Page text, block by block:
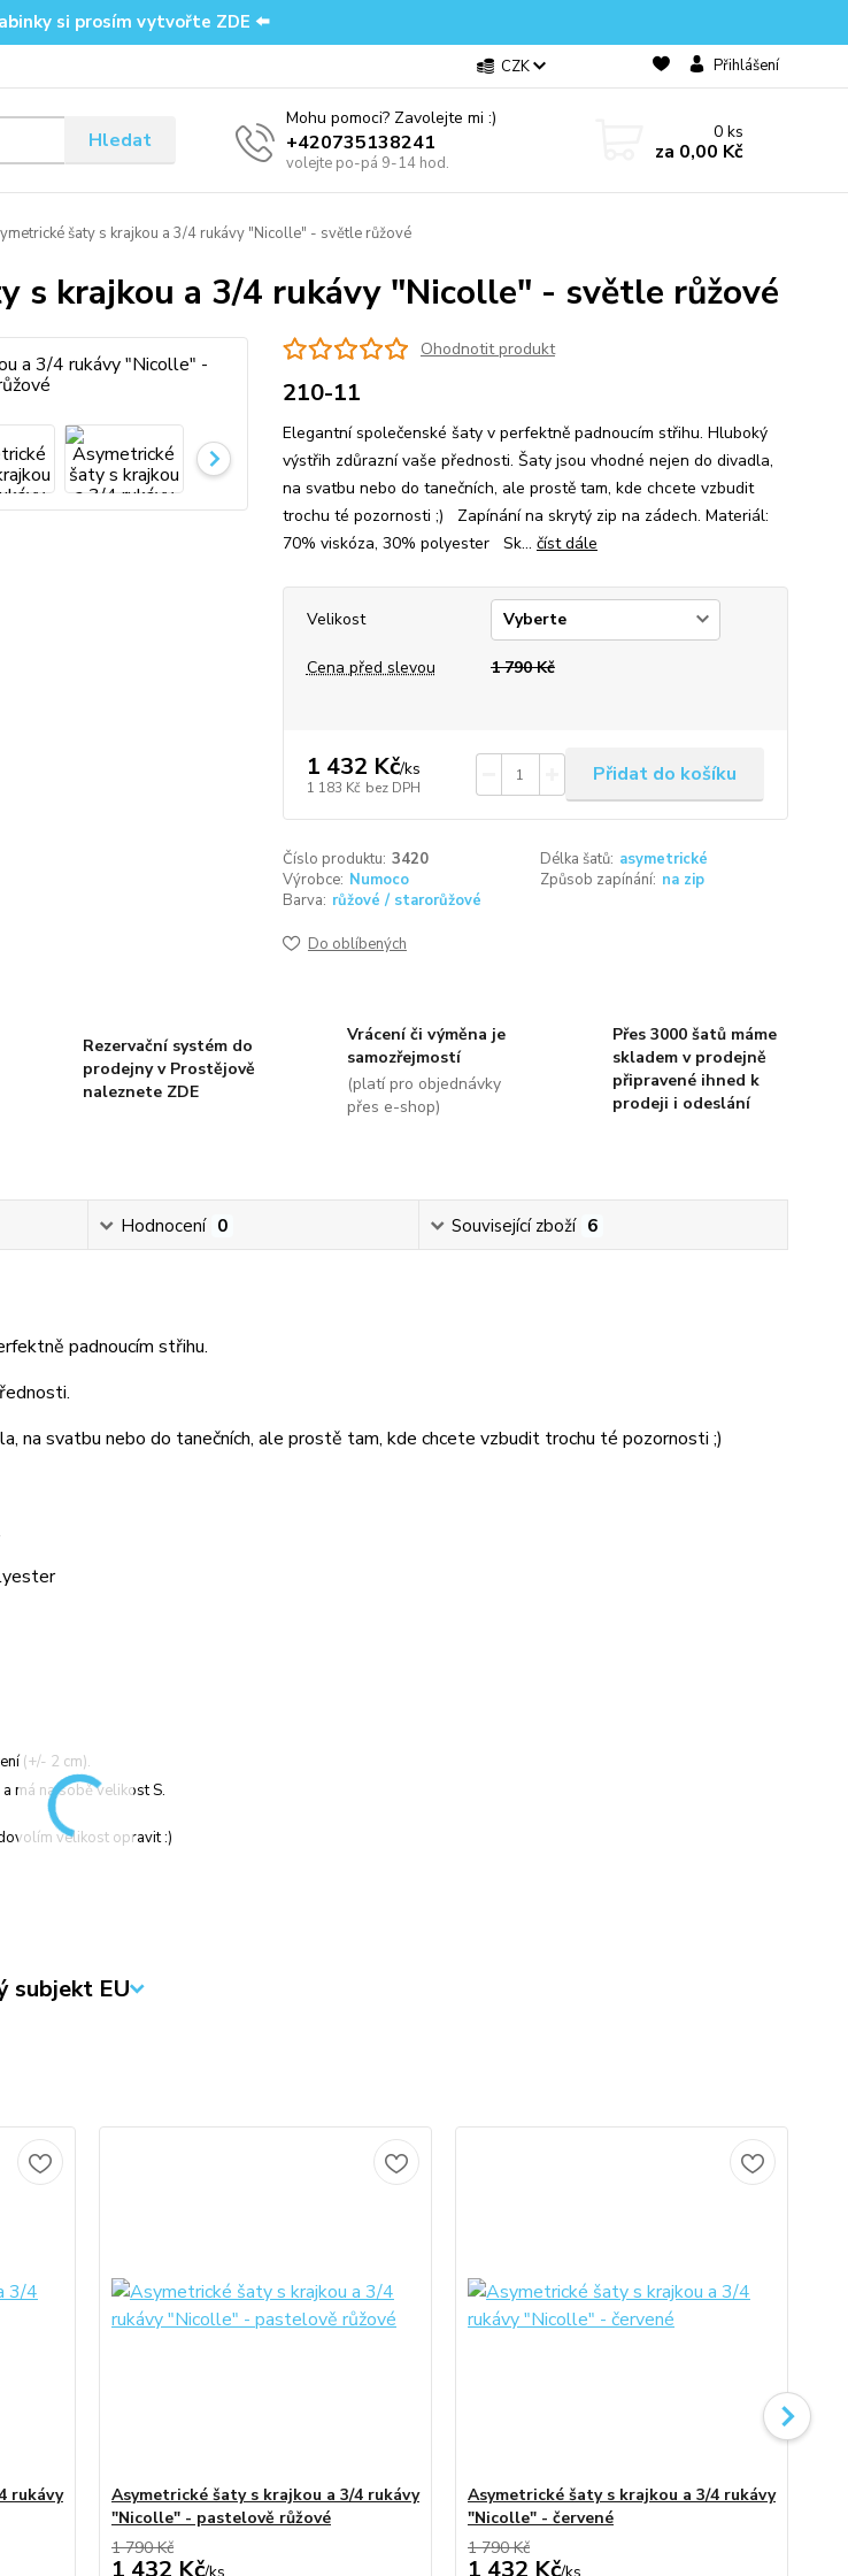
si prosím vytvořte ZDE ⬅️
CZK Přihlášení
Hledat
Mohu pomoci? Zavolejte mi :)
‭+420735138241
volejte po-pá 9-14 hod.
0ks
za 0,00 Kč
šaty s krajkou a 3/4 rukávy "Nicolle" - světle růžové
s krajkou a 3/4 rukávy "Nicolle" - světle růžové
Ohodnotit produkt
210-11
Elegantní společenské šaty v perfektně padnoucím střihu. Hluboký
výstřih zdůrazní vaše přednosti. Šaty jsou vhodné nejen do divadla,
na svatbu nebo do tanečních, ale prostě tam, kde chcete vzbudit
trochu té pozornosti ;) Zapínání na skrytý zip na zádech. Materiál:
70% viskóza, 30% polyester Sk... číst dále
Velikost
Cena před slevou 1 790 Kč
1 432 Kč/ks
1 183 Kč bez DPH
Přidat do košíku
Číslo produktu: 3420 Délka šatů: asymetrické
Výrobce: Numoco Způsob zapínání: na zip
Barva: růžové / starorůžové
Do oblíbených
Rezervační systém do
prodejny v Prostějově
naleznete ZDE
Vrácení či výměna je
samozřejmostí
(platí pro objednávky
přes e-shop)
Přes 3000 šatů máme
skladem v prodejně
připravené ihned k
prodeji i odeslání
Hodnocení 0 Související zboží 6
padnoucím střihu.
na svatbu nebo do tanečních, ale prostě tam, kde chcete vzbudit trochu té pozornosti ;)
(+/- 2 cm).
má na sobě velikost S.
velikost opravit :)
subjekt EU
rukávy
Asymetrické šaty s krajkou a 3/4 rukávy
"Nicolle" - pastelově růžové
1 790 Kč
1 432 Kč
Asymetrické šaty s krajkou a 3/4 rukávy
"Nicolle" - červené
1 790 Kč
1 432 Kč